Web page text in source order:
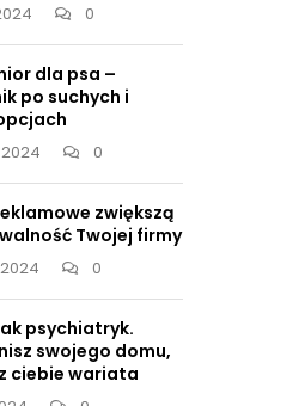
0
dla psa –
po suchych i
0
zwiększą
Twojej firmy
0
psychiatryk.
swojego domu,
ciebie wariata